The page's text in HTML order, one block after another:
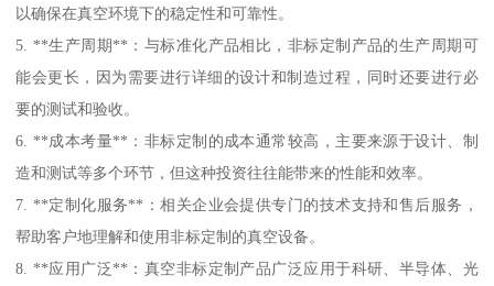
以确保在真空环境下的稳定性和可靠性。
5. **生产周期**：与标准化产品相比，非标定制产品的生产周期可
能会更长，因为需要进行详细的设计和制造过程，同时还要进行必
要的测试和验收。
6. **成本考量**：非标定制的成本通常较高，主要来源于设计、制
造和测试等多个环节，但这种投资往往能带来的性能和效率。
7. **定制化服务**：相关企业会提供专门的技术支持和售后服务，
帮助客户地理解和使用非标定制的真空设备。
8. **应用广泛**：真空非标定制产品广泛应用于科研、半导体、光